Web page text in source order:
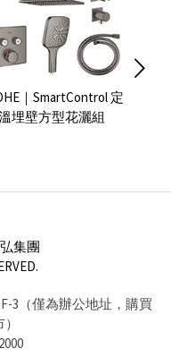
｜SmartControl 定
埋壁方型花灑組
集團
3（僅為辦公地址，購買